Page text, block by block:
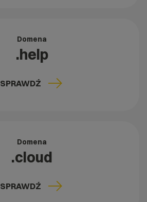
Domena
.help
SPRAWDŹ
Domena
.cloud
SPRAWDŹ